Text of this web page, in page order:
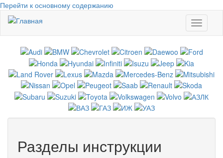
Перейти к основному содержанию
Toggle
Разделы инструкции